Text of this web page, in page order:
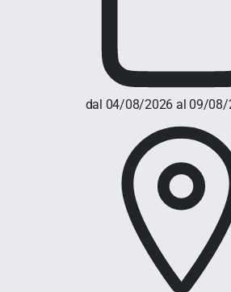
dal 04/08/2026 al 09/08/